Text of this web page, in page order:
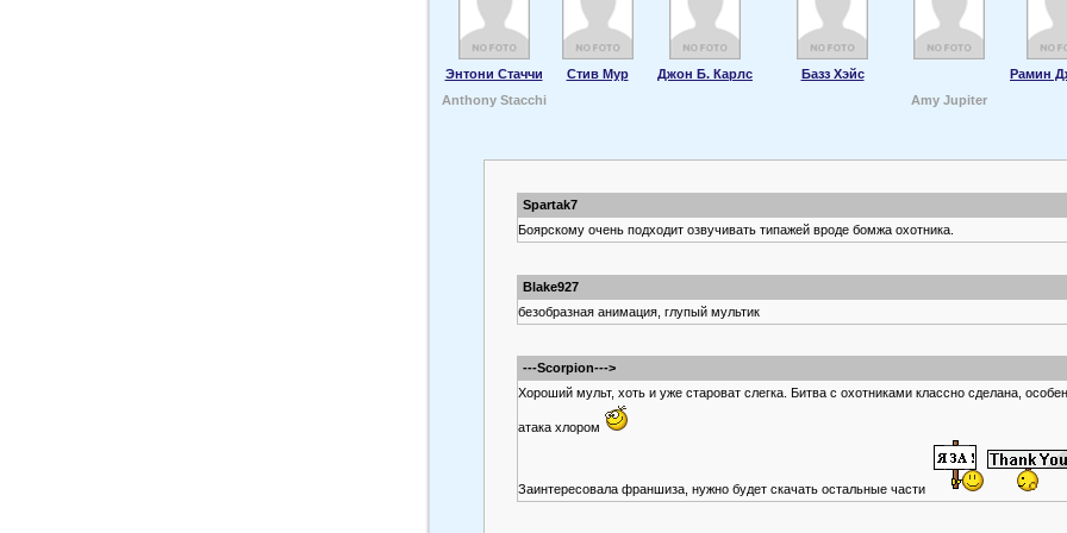
Энтони Стаччи Стив Мур Джон Б. Карлс Базз Хэйс
Рамин
Anthony Stacchi
Amy Jupiter
Spartak7
Боярскому очень подходит озвучивать типажей вроде бомжа охотника.
Blake927
безобразная анимация, глупый мультик
---Scorpion--->
Хороший мульт, хоть и уже староват слегка. Битва с охотниками классно сделана,
атака хлором
Заинтересовала франшиза, нужно будет скачать остальные части